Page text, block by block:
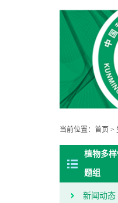
当前位置： 首页 >
植物多
题组
新闻动态